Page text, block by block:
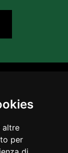
altre
per